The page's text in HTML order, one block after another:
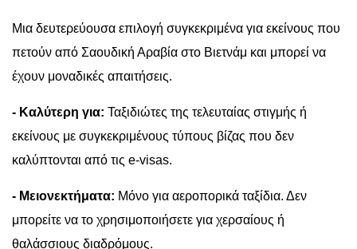
Μια δευτερεύουσα επιλογή συγκεκριμένα για εκείνους που
πετούν από Σαουδική Αραβία στο Βιετνάμ και μπορεί να
έχουν μοναδικές απαιτήσεις.
- Καλύτερη για: Ταξιδιώτες της τελευταίας στιγμής ή
εκείνους με συγκεκριμένους τύπους βίζας που δεν
καλύπτονται από τις e-visas.
- Μειονεκτήματα: Μόνο για αεροπορικά ταξίδια. Δεν
μπορείτε να το χρησιμοποιήσετε για χερσαίους ή
θαλάσσιους διαδρόμους.